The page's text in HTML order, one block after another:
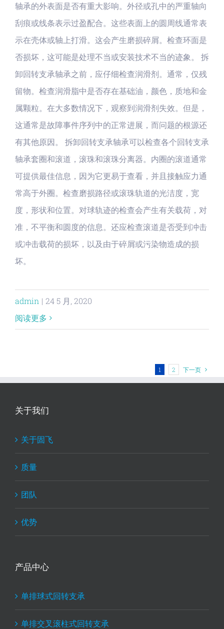
轴承的外表面是否有重大影响。外径或孔中的严重轴向
刮痕或线条表示过盈配合。这些表面上的圆周线通常表
示在壳体或轴上打滑。这会产生磨损碎屑。检查环面是
否损坏，这可能是处理不当或安装技术不当的迹象。 拆
卸回转支承轴承之前，应仔细检查润滑剂。通常，仅残
留物。检查润滑脂中是否存在基础油，颜色，质地和金
属颗粒。在大多数情况下，观察到润滑剂失效。但是，
这通常是故障事件序列中的正常进展，而问题的根源还
有其他原因。 拆卸回转支承轴承可以检查各个回转支承
轴承套圈和滚道，滚珠和滚珠分离器。内圈的滚道通常
可提供最佳信息，因为它更易于查看，并且接触应力通
常高于外圈。检查磨损路径或滚珠轨道的光洁度，宽
度，形状和位置。对球轨迹的检查会产生有关载荷，对
准，不平衡和圆度的信息。还应检查滚道是否受到冲击
或冲击载荷的损坏，以及由于碎屑或污染物造成的损
坏。
admin | 24 5 月, 2020
阅读更多
1 2 下一页
关于我们
关于固飞
质量
团队
优势
产品中心
单排球式回转支承
单排交叉滚柱式回转支承